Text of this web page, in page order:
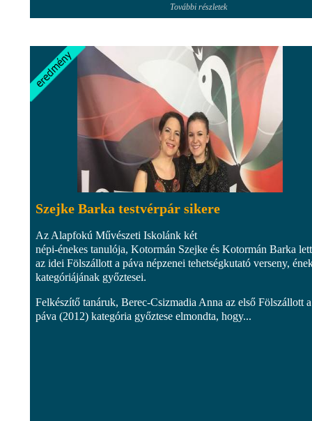
További részletek
Szejke Barka testvérpár sikere
Az Alapfokú Művészeti Iskolánk két
népi-énekes tanulója, Kotormán Szejke és Kotormán Barka
az idei Fölszállott a páva népzenei tehetségkutató verseny,
kategóriájának győztesei.
Felkészítő tanáruk, Berec-Csizmadia Anna az első Fölszállott a
páva (2012) kategória győztese elmondta, hogy...